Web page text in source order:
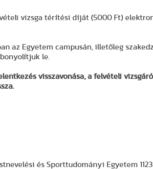
vizsga térítési díját (5000 Ft)
az Egyetem campusán, illetőleg
le.
visszavonása, a felvételi
és Sporttudományi Egyetem